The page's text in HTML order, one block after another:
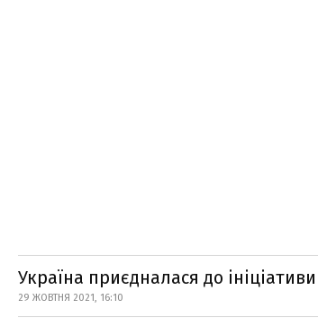
Україна приєдналася до
29 ЖОВТНЯ 2021, 16:10